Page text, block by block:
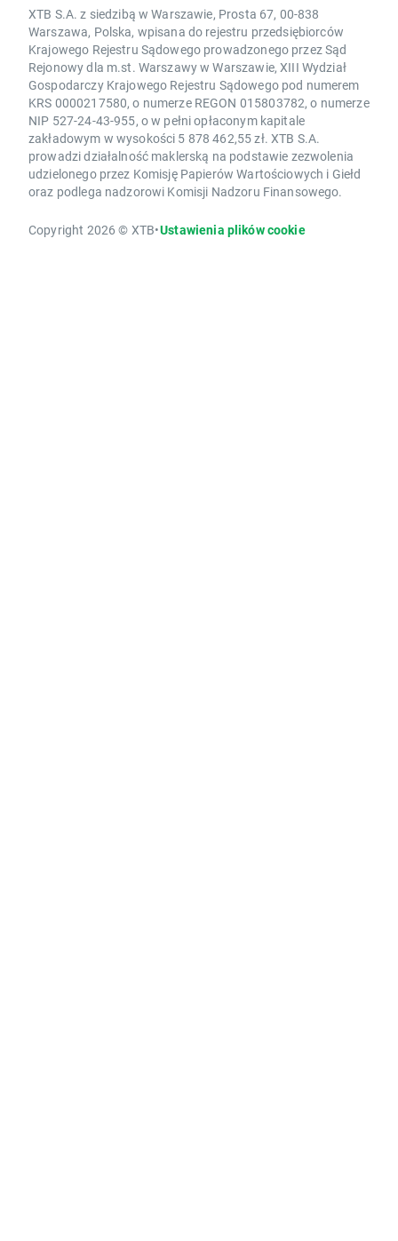
XTB S.A. z siedzibą w Warszawie, Prosta 67, 00-838
Warszawa, Polska, wpisana do rejestru przedsiębiorców
Krajowego Rejestru Sądowego prowadzonego przez Sąd
Rejonowy dla m.st. Warszawy w Warszawie, XIII Wydział
Gospodarczy Krajowego Rejestru Sądowego pod numerem
KRS 0000217580, o numerze REGON 015803782, o numerze
NIP 527-24-43-955, o w pełni opłaconym kapitale
zakładowym w wysokości 5 878 462,55 zł. XTB S.A.
prowadzi działalność maklerską na podstawie zezwolenia
udzielonego przez Komisję Papierów Wartościowych i Giełd
oraz podlega nadzorowi Komisji Nadzoru Finansowego.
Copyright 2026 © XTB•Ustawienia plików cookie